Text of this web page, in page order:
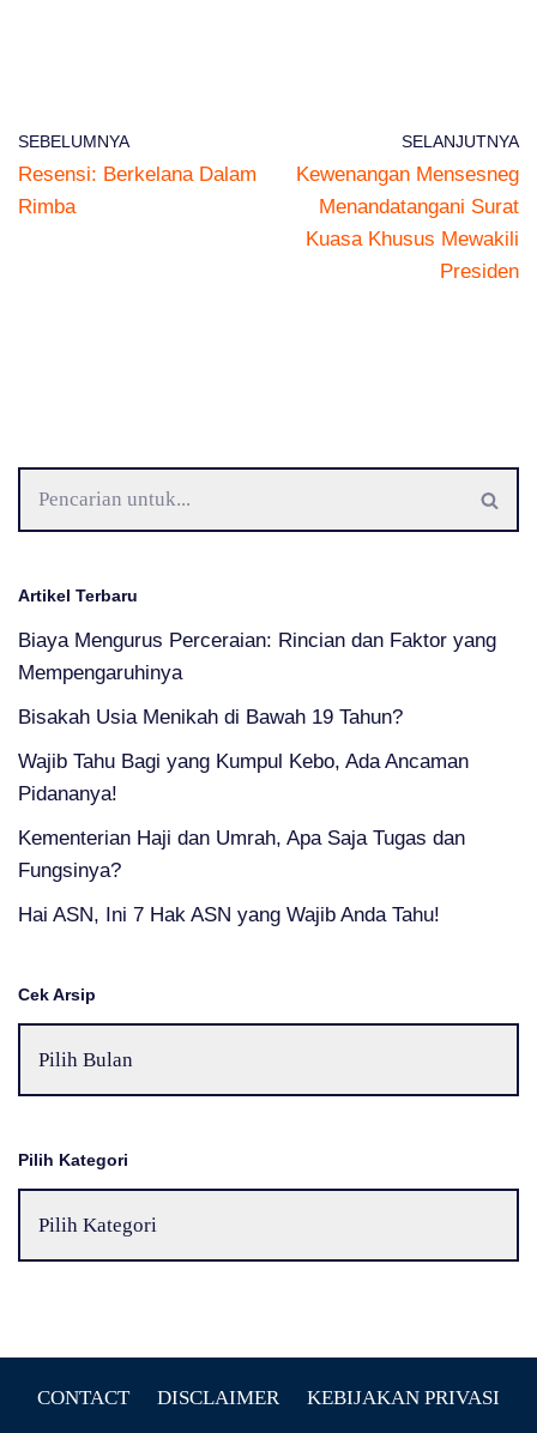
SEBELUMNYA
Resensi: Berkelana Dalam
Rimba
SELANJUTNYA
Kewenangan Mensesneg
Menandatangani Surat
Kuasa Khusus Mewakili
Presiden
Artikel Terbaru
Biaya Mengurus Perceraian: Rincian dan Faktor yang
Mempengaruhinya
Bisakah Usia Menikah di Bawah 19 Tahun?
Wajib Tahu Bagi yang Kumpul Kebo, Ada Ancaman
Pidananya!
Kementerian Haji dan Umrah, Apa Saja Tugas dan
Fungsinya?
Hai ASN, Ini 7 Hak ASN yang Wajib Anda Tahu!
Cek Arsip
Pilih Kategori
CONTACT DISCLAIMER KEBIJAKAN PRIVASI